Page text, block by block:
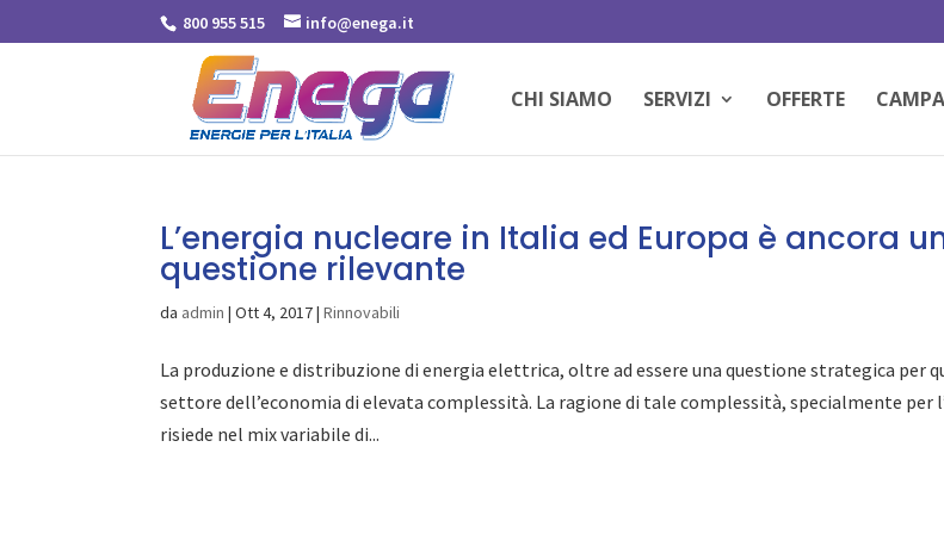
800 955 515 info@enega.it
CHI SIAMO SERVIZI OFFERTE
L’energia nucleare in Italia ed Europa è ancora
questione rilevante
da admin |Ott 4, 2017|Rinnovabili
La produzione e distribuzione di energia elettrica, oltre ad essere una questione strategica per
settore dell’economia di elevata complessità. La ragione di tale complessità, specialmente per
risiede nel mix variabile di...